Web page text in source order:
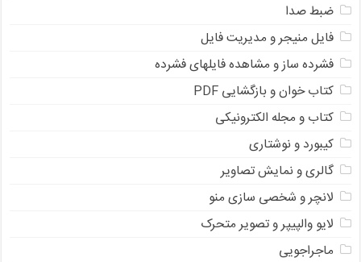
ضبط صدا
فایل منیجر و مدیریت فایل
فشرده ساز و مشاهده فایلهای فشرده
کتاب خوان و بازگشایی PDF
کتاب و مجله الکترونیکی
کیبورد و نوشتاری
گالری و نمایش تصاویر
لانچر و شخصی سازی منو
لایو والپیپر و تصویر متحرک
ماجراجویی